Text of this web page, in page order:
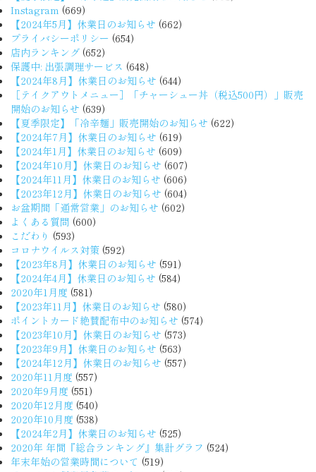
Instagram (669)
【2024年5月】休業日のお知らせ (662)
プライバシーポリシー (654)
店内ランキング (652)
保護中: 出張調理サービス (648)
【2024年8月】休業日のお知らせ (644)
［テイクアウトメニュー］「チャーシュー丼（税込500円）」販売
開始のお知らせ (639)
【夏季限定】「冷辛麺」販売開始のお知らせ (622)
【2024年7月】休業日のお知らせ (619)
【2024年1月】休業日のお知らせ (609)
【2024年10月】休業日のお知らせ (607)
【2024年11月】休業日のお知らせ (606)
【2023年12月】休業日のお知らせ (604)
お盆期間「通常営業」のお知らせ (602)
よくある質問 (600)
こだわり (593)
コロナウイルス対策 (592)
【2023年8月】休業日のお知らせ (591)
【2024年4月】休業日のお知らせ (584)
2020年1月度 (581)
【2023年11月】休業日のお知らせ (580)
ポイントカード絶賛配布中のお知らせ (574)
【2023年10月】休業日のお知らせ (573)
【2023年9月】休業日のお知らせ (563)
【2024年12月】休業日のお知らせ (557)
2020年11月度 (557)
2020年9月度 (551)
2020年12月度 (540)
2020年10月度 (538)
【2024年2月】休業日のお知らせ (525)
2020年 年間『総合ランキング』集計グラフ (524)
年末年始の営業時間について (519)